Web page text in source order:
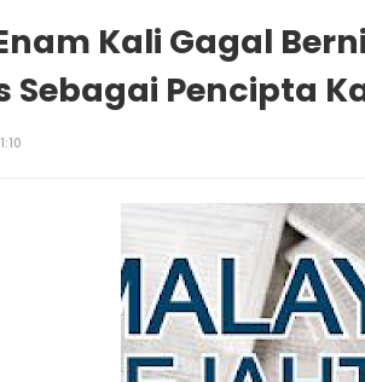
Kali Gagal
Sebagai Pencipta